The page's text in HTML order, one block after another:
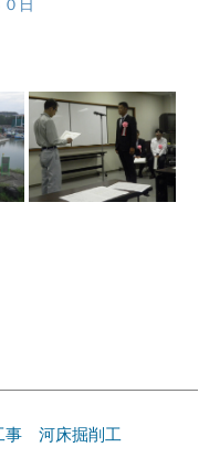
日
事 河床掘削工